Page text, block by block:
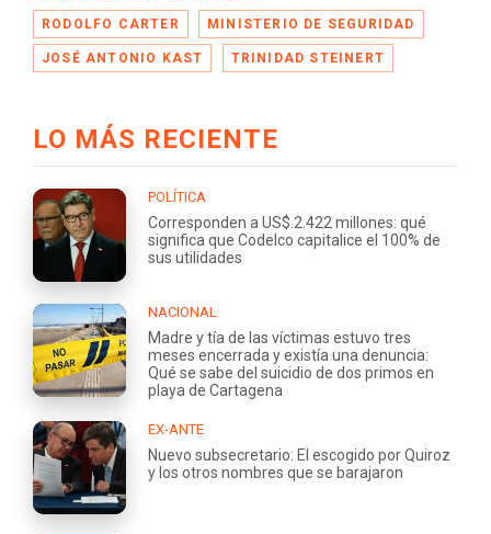
RODOLFO CARTER MINISTERIO DE SEGURIDAD
JOSÉ ANTONIO KAST TRINIDAD STEINERT
LO MÁS RECIENTE
POLÍTICA
Corresponden a US$.2.422 millones: qué
significa que Codelco capitalice el 100% de
sus utilidades
NACIONAL
Madre y tía de las víctimas estuvo tres
meses encerrada y existía una denuncia:
Qué se sabe del suicidio de dos primos en
playa de Cartagena
EX-ANTE
Nuevo subsecretario: El escogido por Quiroz
y los otros nombres que se barajaron